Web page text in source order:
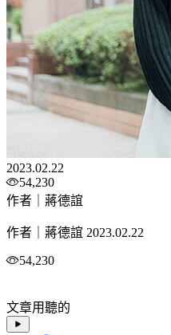
2023.02.22
54,230
作者｜蔣德誼
作者｜蔣德誼 2023.02.22
54,230
文章用聽的